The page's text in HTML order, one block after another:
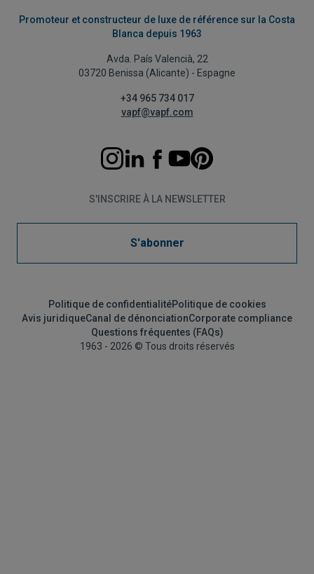
Promoteur et constructeur de luxe de référence sur la Costa
Blanca depuis 1963
Avda. País Valencià, 22
03720 Benissa (Alicante) - Espagne
+34 965 734 017
vapf@vapf.com
S'INSCRIRE À LA NEWSLETTER
S'abonner
Politique de confidentialitéPolitique de cookies
Avis juridiqueCanal de dénonciationCorporate compliance
Questions fréquentes (FAQs)
1963 - 2026 © Tous droits réservés